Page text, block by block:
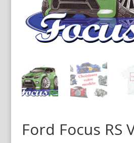
Ford Focus RS